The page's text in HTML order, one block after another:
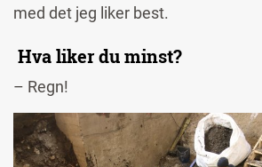
med det jeg liker best.
Hva liker du minst?
– Regn!
Image